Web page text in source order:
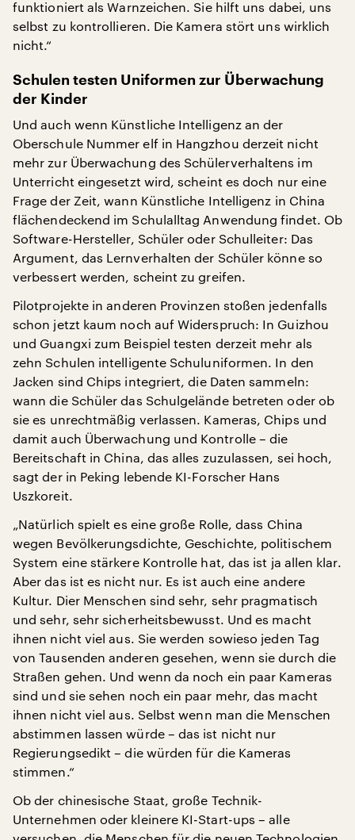
funktioniert als Warnzeichen. Sie hilft uns dabei, uns
selbst zu kontrollieren. Die Kamera stört uns wirklich
nicht.“
Schulen testen Uniformen zur Überwachung
der Kinder
Und auch wenn Künstliche Intelligenz an der
Oberschule Nummer elf in Hangzhou derzeit nicht
mehr zur Überwachung des Schülerverhaltens im
Unterricht eingesetzt wird, scheint es doch nur eine
Frage der Zeit, wann Künstliche Intelligenz in China
flächendeckend im Schulalltag Anwendung findet. Ob
Software-Hersteller, Schüler oder Schulleiter: Das
Argument, das Lernverhalten der Schüler könne so
verbessert werden, scheint zu greifen.
Pilotprojekte in anderen Provinzen stoßen jedenfalls
schon jetzt kaum noch auf Widerspruch: In Guizhou
und Guangxi zum Beispiel testen derzeit mehr als
zehn Schulen intelligente Schuluniformen. In den
Jacken sind Chips integriert, die Daten sammeln:
wann die Schüler das Schulgelände betreten oder ob
sie es unrechtmäßig verlassen. Kameras, Chips und
damit auch Überwachung und Kontrolle – die
Bereitschaft in China, das alles zuzulassen, sei hoch,
sagt der in Peking lebende KI-Forscher Hans
Uszkoreit.
„Natürlich spielt es eine große Rolle, dass China
wegen Bevölkerungsdichte, Geschichte, politischem
System eine stärkere Kontrolle hat, das ist ja allen klar.
Aber das ist es nicht nur. Es ist auch eine andere
Kultur. Dier Menschen sind sehr, sehr pragmatisch
und sehr, sehr sicherheitsbewusst. Und es macht
ihnen nicht viel aus. Sie werden sowieso jeden Tag
von Tausenden anderen gesehen, wenn sie durch die
Straßen gehen. Und wenn da noch ein paar Kameras
sind und sie sehen noch ein paar mehr, das macht
ihnen nicht viel aus. Selbst wenn man die Menschen
abstimmen lassen würde – das ist nicht nur
Regierungsedikt – die würden für die Kameras
stimmen.“
Ob der chinesische Staat, große Technik-
Unternehmen oder kleinere KI-Start-ups – alle